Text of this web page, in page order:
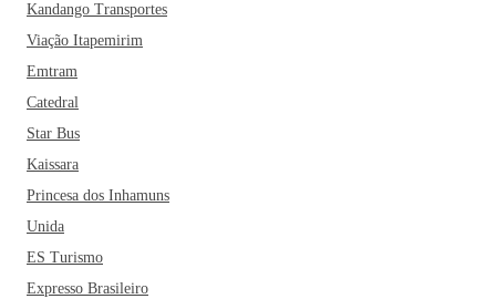
Kandango Transportes
Viação Itapemirim
Emtram
Catedral
Star Bus
Kaissara
Princesa dos Inhamuns
Unida
ES Turismo
Expresso Brasileiro